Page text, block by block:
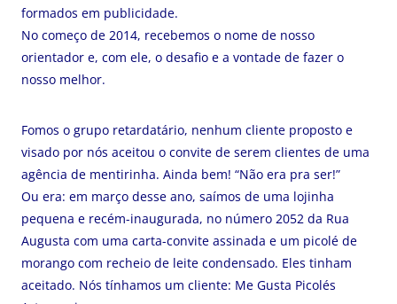
formados em publicidade.
No começo de 2014, recebemos o nome de nosso
orientador e, com ele, o desafio e a vontade de fazer o
nosso melhor.
Fomos o grupo retardatário, nenhum cliente proposto e
visado por nós aceitou o convite de serem clientes de uma
agência de mentirinha. Ainda bem! “Não era pra ser!”
Ou era: em março desse ano, saímos de uma lojinha
pequena e recém-inaugurada, no número 2052 da Rua
Augusta com uma carta-convite assinada e um picolé de
morango com recheio de leite condensado. Eles tinham
aceitado. Nós tínhamos um cliente: Me Gusta Picolés